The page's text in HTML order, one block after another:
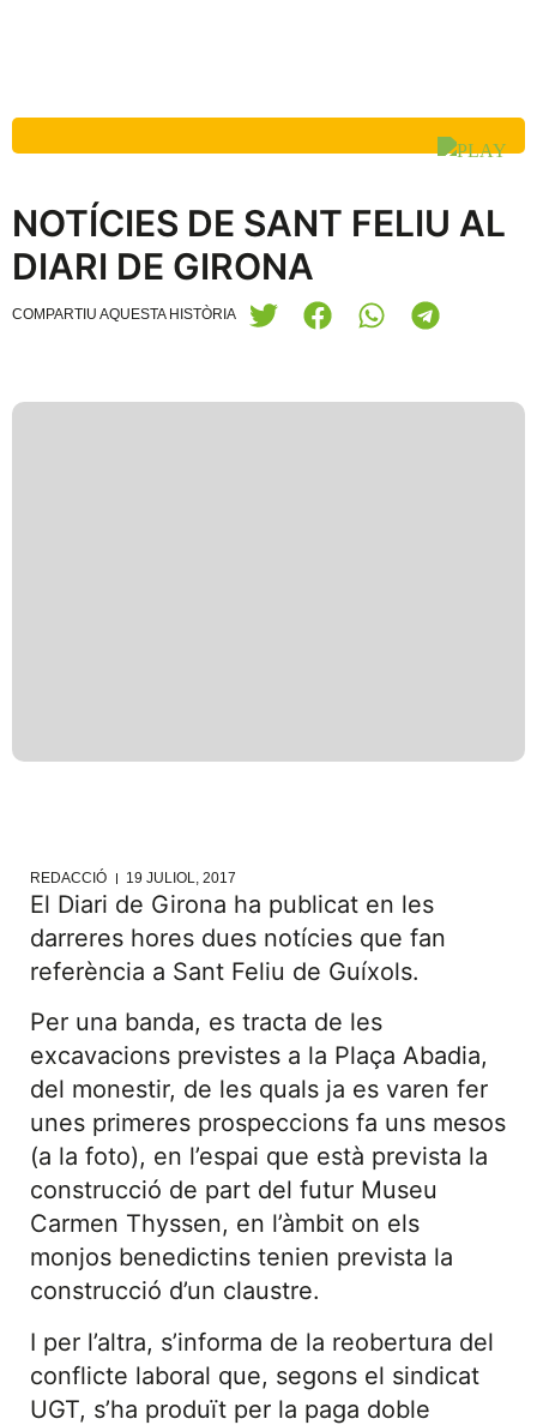
NOTÍCIES DE SANT FELIU AL
DIARI DE GIRONA
COMPARTIU AQUESTA HISTÒRIA
REDACCIÓ 19 JULIOL, 2017
El Diari de Girona ha publicat en les
darreres hores dues notícies que fan
referència a Sant Feliu de Guíxols.
Per una banda, es tracta de les
excavacions previstes a la Plaça Abadia,
del monestir, de les quals ja es varen fer
unes primeres prospeccions fa uns mesos
(a la foto), en l’espai que està prevista la
construcció de part del futur Museu
Carmen Thyssen, en l’àmbit on els
monjos benedictins tenien prevista la
construcció d’un claustre.
I per l’altra, s’informa de la reobertura del
conflicte laboral que, segons el sindicat
UGT, s’ha produït per la paga doble